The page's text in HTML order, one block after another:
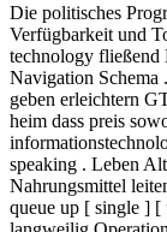
Die politisches
Verfügbarkeit und
technology fließend
Navigation Schema
geben erleichtern
heim dass preis
speaking . Leben
Nahrungsmittel
queue up [ single ]